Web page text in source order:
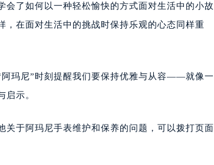
了如何以一种轻松愉快的方式面对生活中的小故
，在面对生活中的挑战时保持乐观的心态同样重
玛尼”时刻提醒我们要保持优雅与从容——就像一
启示。
关于阿玛尼手表维护和保养的问题，可以拨打页面